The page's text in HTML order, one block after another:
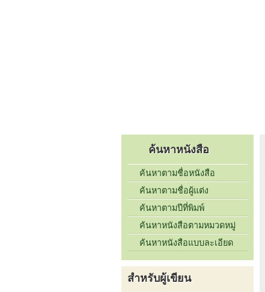
ค้นหาหนังสือ
ค้นหาตามชื่อหนังสือ
ค้นหาตามชื่อผู้แต่ง
ค้นหาตามปีที่พิมพ์
ค้นหาหนังสือตามหมวดหมู่
ค้นหาหนังสือแบบละเอียด
สำหรับผู้เขียน